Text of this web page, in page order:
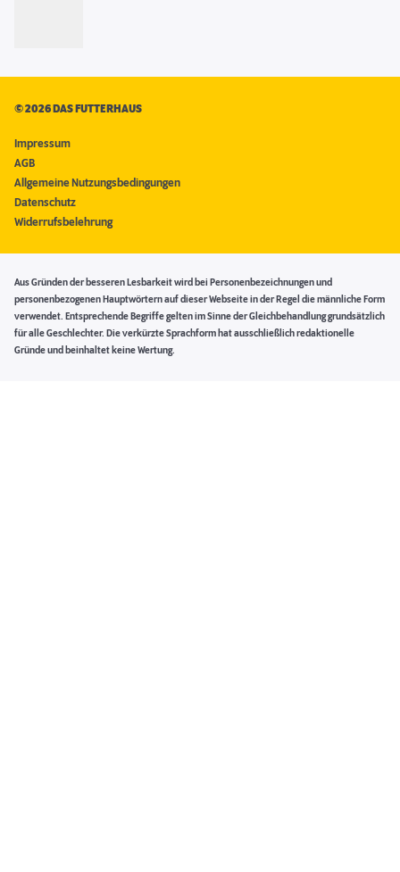
©2026 DAS FUTTERHAUS
Impressum
AGB
Allgemeine Nutzungsbedingungen
Datenschutz
Widerrufsbelehrung
Aus Gründen der besseren Lesbarkeit wird bei Personenbezeichnungen und
personenbezogenen Hauptwörtern auf dieser Webseite in der Regel die männliche Form
verwendet. Entsprechende Begriffe gelten im Sinne der Gleichbehandlung grundsätzlich
für alle Geschlechter. Die verkürzte Sprachform hat ausschließlich redaktionelle
Gründe und beinhaltet keine Wertung.